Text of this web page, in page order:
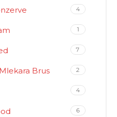
4
1
7
Brus 2
4
6